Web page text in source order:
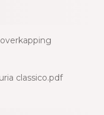
classico.pdf